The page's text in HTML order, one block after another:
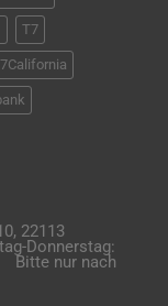
T7
22113
Donnerstag:
Bitte nur nach